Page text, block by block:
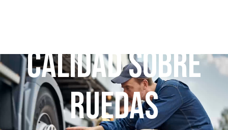
CALIDAD SOBRE
RUEDAS